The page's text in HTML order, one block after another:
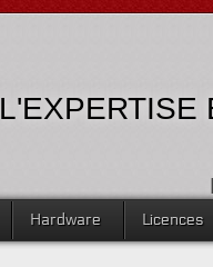
L'EXPERTISE
Hardware Licences